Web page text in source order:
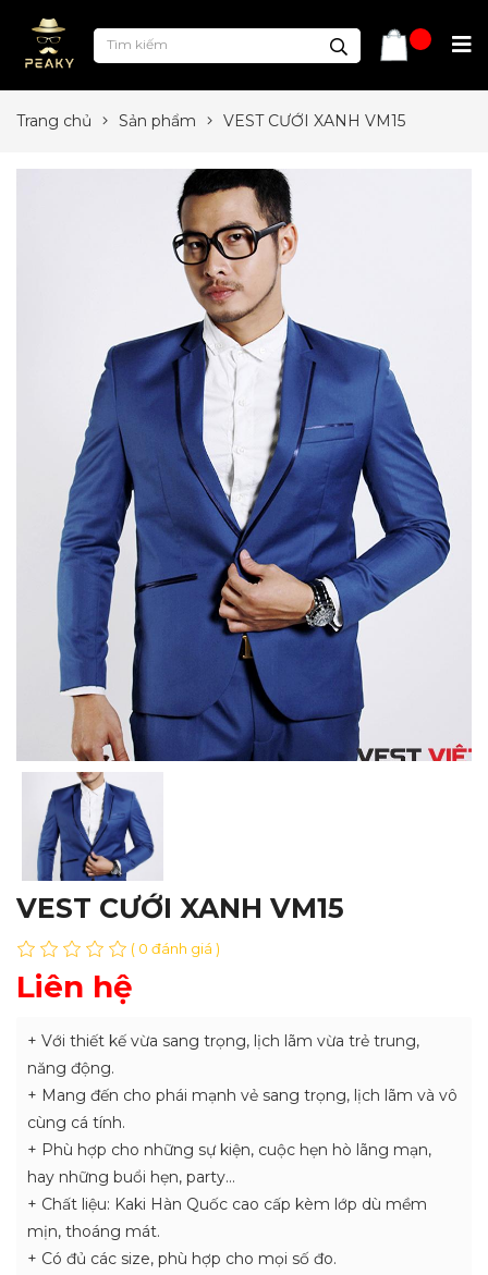
Trang chủ Sản phẩm VEST CƯỚI XANH VM15
VEST CƯỚI XANH VM15
( 0 đánh giá )
Liên hệ
+ Với thiết kế vừa sang trọng, lịch lãm vừa trẻ trung,
năng động.
+ Mang đến cho phái mạnh vẻ sang trọng, lịch lãm và vô
cùng cá tính.
+ Phù hợp cho những sự kiện, cuộc hẹn hò lãng mạn,
hay những buổi hẹn, party…
+ Chất liệu: Kaki Hàn Quốc cao cấp kèm lớp dù mềm
mịn, thoáng mát.
+ Có đủ các size, phù hợp cho mọi số đo.